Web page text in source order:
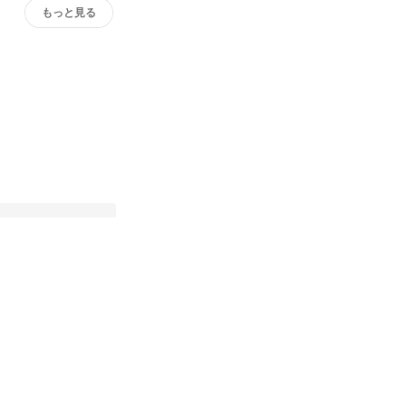
もっと見る